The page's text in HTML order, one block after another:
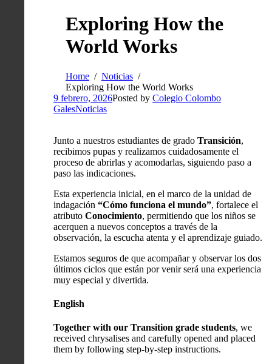
Exploring How the
World Works
Home
Noticias
Exploring How the World Works
9 febrero, 2026Posted by Colegio Colombo
GalesNoticias
Junto a nuestros estudiantes de grado Transición,
recibimos pupas y realizamos cuidadosamente el
proceso de abrirlas y acomodarlas, siguiendo paso a
paso las indicaciones.
Esta experiencia inicial, en el marco de la unidad de
indagación “Cómo funciona el mundo”, fortalece el
atributo Conocimiento, permitiendo que los niños se
acerquen a nuevos conceptos a través de la
observación, la escucha atenta y el aprendizaje guiado.
Estamos seguros de que acompañar y observar los dos
últimos ciclos que están por venir será una experiencia
muy especial y divertida.
English
Together with our Transition grade students, we
received chrysalises and carefully opened and placed
them by following step-by-step instructions.